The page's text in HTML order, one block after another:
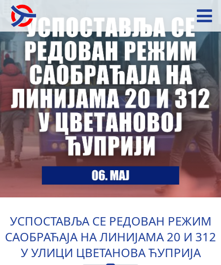
УСПОСТАВЉА СЕ РЕДОВАН РЕЖИМ
САОБРАЋАЈА НА ЛИНИЈАМА 20 И 312
У УЛИЦИ ЦВЕТАНОВА ЋУПРИЈА